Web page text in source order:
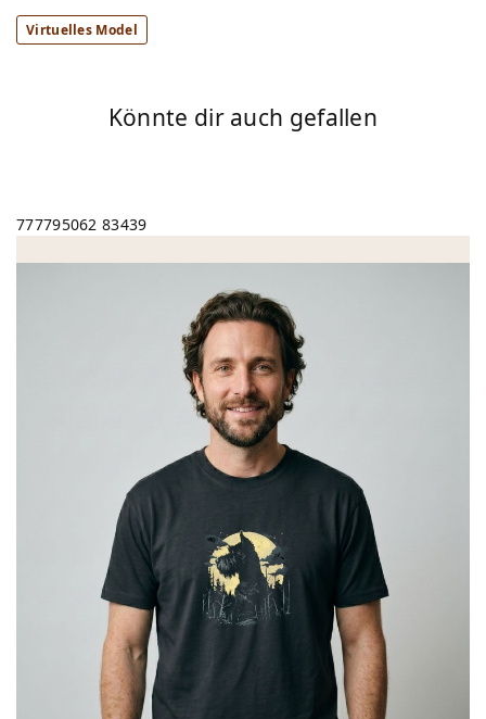
Virtuelles Model
Könnte dir auch gefallen
777795062 83439